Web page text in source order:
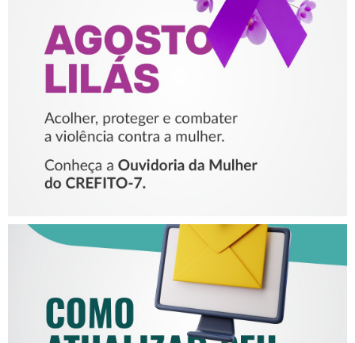
AGOSTO LILÁS – ACOLHER,
PROTEGER E COMBATER A
VIOLÊNCIA CONTRA A
MULHER